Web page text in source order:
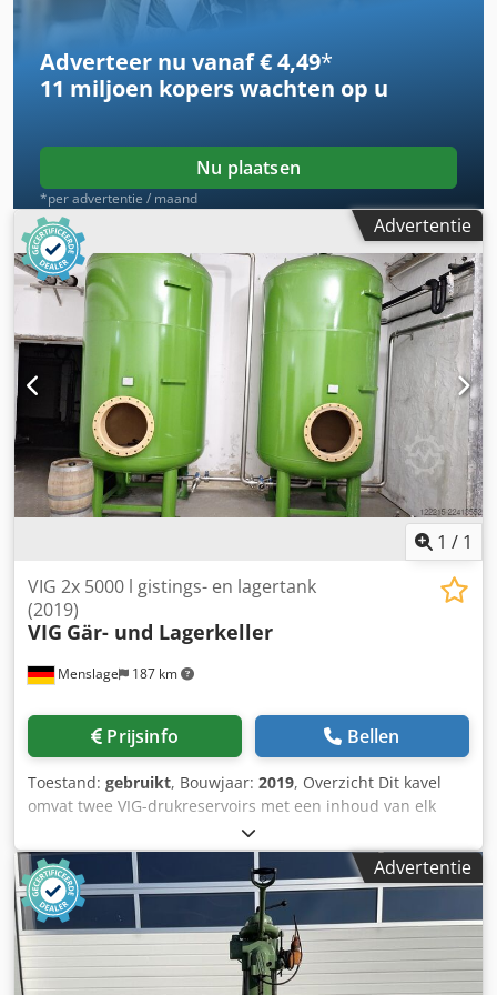
Adverteer nu vanaf € 4,49*
11 miljoen koperswachten op u
Nu plaatsen
*per advertentie / maand
Advertentie
1 / 1
Menslage 187 km
VIG 2x 5000 l gistings- en lagertank
(2019)
VIG Gär- und Lagerkeller
Prijsinfo Bellen
Toestand: gebruikt, Bouwjaar: 2019, Overzicht Dit kavel
omvat twee VIG-drukreservoirs met een inhoud van elk
5.000 liter, die in 2019 zijn geproduceerd door VIG Vertrieb
Industrieller Güter (Kreuztal, Duitsland). De reservoirs zijn
CE-gemarkeerde drukreservoirs conform de EG-
drukapparatuurrichtlijn 2014/68/EU en werden voorheen
gebruikt als actieve koolstoffilters in de
waterzuiveringsinstallatie van een brouwerij. Elk reservoir
is uitgerust met een filterster; de filterelementen vertonen
Advertentie